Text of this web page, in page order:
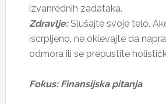
izvanrednih zadataka.
Zdravlje:Slušajte svoje telo.
iscrpljeno, ne oklevajte da
odmora ili se prepustite
Fokus: Finansijska pitanja